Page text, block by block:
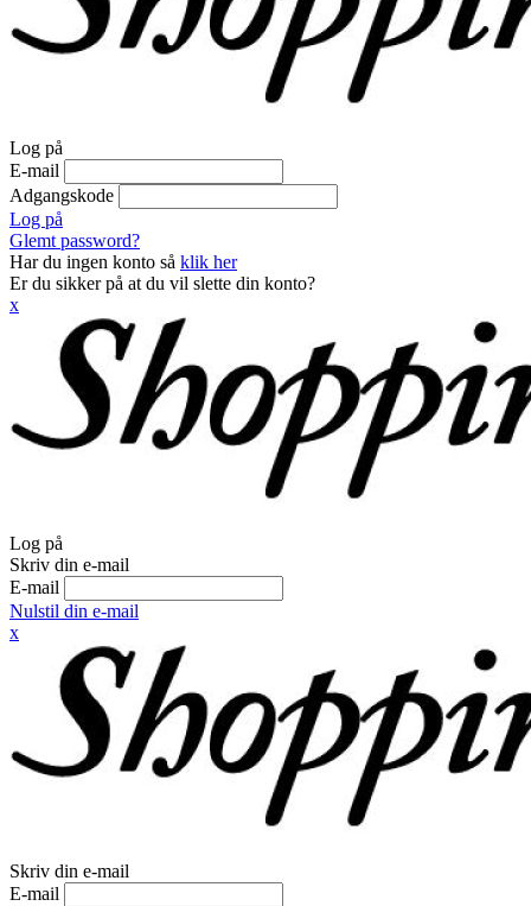
Log på
E-mail
Adgangskode
Log på
Glemt password?
Har du ingen konto så klik her
Er du sikker på at du vil slette din konto?
x
Log på
Skriv din e-mail
E-mail
Nulstil din e-mail
x
Skriv din e-mail
E-mail